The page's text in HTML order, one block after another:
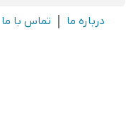
درباره ما تماس با ما